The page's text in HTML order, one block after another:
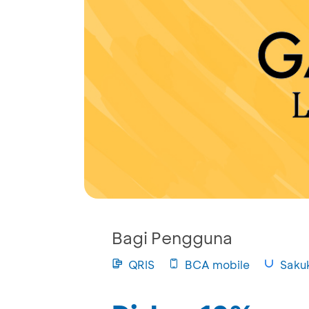
Bagi Pengguna
QRIS BCA mobile